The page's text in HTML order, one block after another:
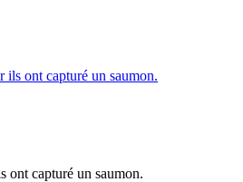
ont capturé un saumon.